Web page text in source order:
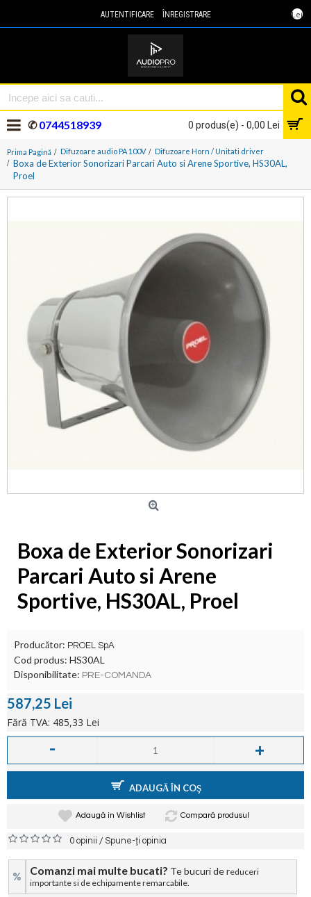
Lei
AUTENTIFICARE ÎNREGISTRARE
0 produs(e) - 0,00 Lei
✆0744518939
Prima Pagină Difuzoare audio PA 100V Difuzoare Horn / Unitati driver
Boxa de Exterior Sonorizari Parcari Auto si Arene Sportive, HS30AL,
Proel
Boxa de Exterior Sonorizari
Parcari Auto si Arene
Sportive, HS30AL, Proel
Producător: PROEL SpA
Cod produs: HS30AL
Disponibilitate: PRE-COMANDA
587,25 Lei
Fără TVA: 485,33 Lei
- +
ADAUGĂ ÎN COŞ
Adaugă in Wishlist Compară produsul
0 opinii /Spune-ţi opinia
% Comanzi mai multe bucati? Te bucuri de reduceri
importante si de echipamente remarcabile.